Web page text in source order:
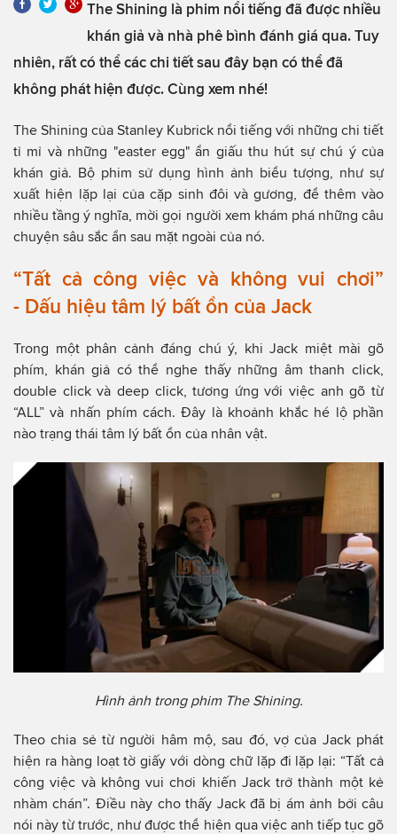
The Shining là phim nổi tiếng đã được nhiều
khán giả và nhà phê bình đánh giá qua. Tuy
nhiên, rất có thể các chi tiết sau đây bạn có thể đã
không phát hiện được. Cùng xem nhé!
The Shining của Stanley Kubrick nổi tiếng với những chi tiết
tỉ mỉ và những "easter egg" ẩn giấu thu hút sự chú ý của
khán giả. Bộ phim sử dụng hình ảnh biểu tượng, như sự
xuất hiện lặp lại của cặp sinh đôi và gương, để thêm vào
nhiều tầng ý nghĩa, mời gọi người xem khám phá những câu
chuyện sâu sắc ẩn sau mặt ngoài của nó.
“Tất cả công việc và không vui chơi”
- Dấu hiệu tâm lý bất ổn của Jack
Trong một phân cảnh đáng chú ý, khi Jack miệt mài gõ
phím, khán giả có thể nghe thấy những âm thanh click,
double click và deep click, tương ứng với việc anh gõ từ
“ALL” và nhấn phím cách. Đây là khoảnh khắc hé lộ phần
nào trạng thái tâm lý bất ổn của nhân vật.
Hình ảnh trong phim The Shining.
Theo chia sẻ từ người hâm mộ, sau đó, vợ của Jack phát
hiện ra hàng loạt tờ giấy với dòng chữ lặp đi lặp lại: “Tất cả
công việc và không vui chơi khiến Jack trở thành một kẻ
nhàm chán”. Điều này cho thấy Jack đã bị ám ảnh bởi câu
nói này từ trước, như được thể hiện qua việc anh tiếp tục gõ